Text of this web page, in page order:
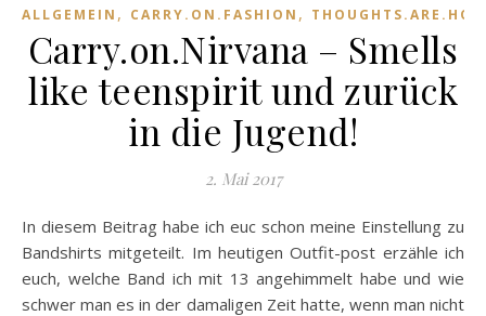
ALLGEMEIN , CARRY.ON.FASHION ,
Carry.on.Nirvana – Smells
like teenspirit und zurück
in die Jugend!
2. Mai 2017
In diesem Beitrag habe ich euc schon meine Einstellung zu
Bandshirts mitgeteilt. Im heutigen Outfit-post erzähle ich
euch, welche Band ich mit 13 angehimmelt habe und wie
schwer man es in der damaligen Zeit hatte, wenn man nicht